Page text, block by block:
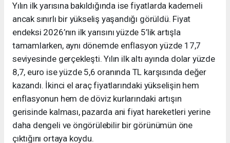
Yılın ilk yarısına bakıldığında ise fiyatlarda kademeli
ancak sınırlı bir yükseliş yaşandığı görüldü. Fiyat
endeksi 2026’nın ilk yarısını yüzde 5’lik artışla
tamamlarken, aynı dönemde enflasyon yüzde 17,7
seviyesinde gerçekleşti. Yılın ilk altı ayında dolar yüzde
8,7, euro ise yüzde 5,6 oranında TL karşısında değer
kazandı. İkinci el araç fiyatlarındaki yükselişin hem
enflasyonun hem de döviz kurlarındaki artışın
gerisinde kalması, pazarda ani fiyat hareketleri yerine
daha dengeli ve öngörülebilir bir görünümün öne
çıktığını ortaya koydu.